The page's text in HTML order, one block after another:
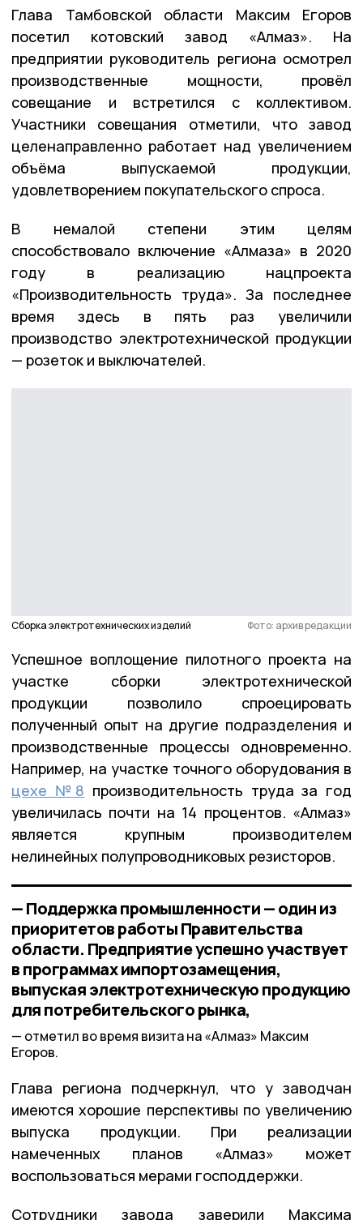
Глава Тамбовской области Максим Егоров
посетил котовский завод «Алмаз». На
предприятии руководитель региона осмотрел
производственные мощности, провёл
совещание и встретился с коллективом.
Участники совещания отметили, что завод
целенаправленно работает над увеличением
объёма выпускаемой продукции,
удовлетворением покупательского спроса.
В немалой степени этим целям
способствовало включение «Алмаза» в 2020
году в реализацию нацпроекта
«Производительность труда». За последнее
время здесь в пять раз увеличили
производство электротехнической продукции
— розеток и выключателей.
Сборка электротехнических изделий Фото: архив редакции
Успешное воплощение пилотного проекта на
участке сборки электротехнической
продукции позволило спроецировать
полученный опыт на другие подразделения и
производственные процессы одновременно.
Например, на участке точного оборудования в
цехе №8 производительность труда за год
увеличилась почти на 14 процентов. «Алмаз»
является крупным производителем
нелинейных полупроводниковых резисторов.
— Поддержка промышленности — один из
приоритетов работы Правительства
области. Предприятие успешно участвует
в программах импортозамещения,
выпуская электротехническую продукцию
для потребительского рынка,
отметил во время визита на «Алмаз» Максим
Егоров.
Глава региона подчеркнул, что у заводчан
имеются хорошие перспективы по увеличению
выпуска продукции. При реализации
намеченных планов «Алмаз» может
воспользоваться мерами господдержки.
Сотрудники завода заверили Максима